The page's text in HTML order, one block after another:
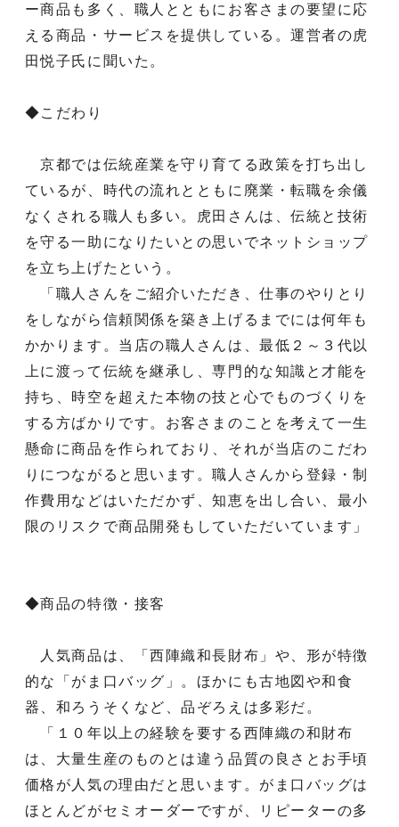
ー商品も多く、職人とともにお客さまの要望に応
える商品・サービスを提供している。運営者の虎
田悦子氏に聞いた。
◆こだわり
京都では伝統産業を守り育てる政策を打ち出し
ているが、時代の流れとともに廃業・転職を余儀
なくされる職人も多い。虎田さんは、伝統と技術
を守る一助になりたいとの思いでネットショップ
を立ち上げたという。
「職人さんをご紹介いただき、仕事のやりとり
をしながら信頼関係を築き上げるまでには何年も
かかります。当店の職人さんは、最低２～３代以
上に渡って伝統を継承し、専門的な知識と才能を
持ち、時空を超えた本物の技と心でものづくりを
する方ばかりです。お客さまのことを考えて一生
懸命に商品を作られており、それが当店のこだわ
りにつながると思います。職人さんから登録・制
作費用などはいただかず、知恵を出し合い、最小
限のリスクで商品開発もしていただいています」
◆商品の特徴・接客
人気商品は、「西陣織和長財布」や、形が特徴
的な「がま口バッグ」。ほかにも古地図や和食
器、和ろうそくなど、品ぞろえは多彩だ。
「１０年以上の経験を要する西陣織の和財布
は、大量生産のものとは違う品質の良さとお手頃
価格が人気の理由だと思います。がま口バッグは
ほとんどがセミオーダーですが、リピーターの多